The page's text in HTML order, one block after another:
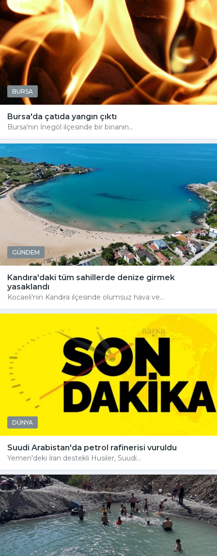
BURSA
Bursa'da çatıda yangın çıktı
Bursa'nın İnegöl ilçesinde bir binanın...
GÜNDEM
Kandıra'daki tüm sahillerde denize girmek
yasaklandı
Kocaeli'nin Kandıra ilçesinde olumsuz hava ve...
DÜNYA
Suudi Arabistan'da petrol rafinerisi vuruldu
Yemen'deki İran destekli Husiler, Suudi...